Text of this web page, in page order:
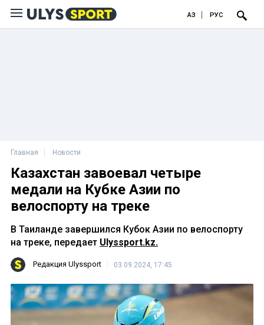
ҚАЗ РУС
Главная Новости
Казахстан завоевал четыре
медали на Кубке Азии по
велоспорту на треке
В Таиланде завершился Кубок Азии по велоспорту
на треке, передает Ulyssport.kz.
Редакция Ulyssport 03.09.2024, 17:45